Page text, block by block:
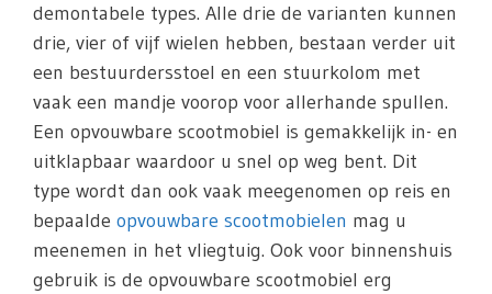
demontabele types. Alle drie de varianten kunnen
drie, vier of vijf wielen hebben, bestaan verder uit
een bestuurdersstoel en een stuurkolom met
vaak een mandje voorop voor allerhande spullen.
Een opvouwbare scootmobiel is gemakkelijk in- en
uitklapbaar waardoor u snel op weg bent. Dit
type wordt dan ook vaak meegenomen op reis en
bepaalde opvouwbare scootmobielen mag u
meenemen in het vliegtuig. Ook voor binnenshuis
gebruik is de opvouwbare scootmobiel erg